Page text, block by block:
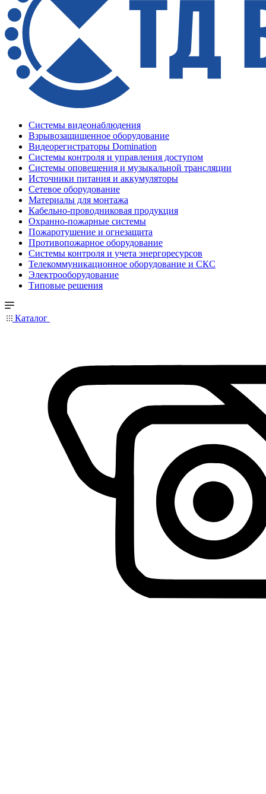
Системы видеонаблюдения
Взрывозащищенное оборудование
Видеорегистраторы Domination
Системы контроля и управления доступом
Системы оповещения и музыкальной трансляции
Источники питания и аккумуляторы
Сетевое оборудование
Материалы для монтажа
Кабельно-проводниковая продукция
Охранно-пожарные системы
Пожаротушение и огнезащита
Противопожарное оборудование
Системы контроля и учета энергоресурсов
Телекоммуникационное оборудование и СКС
Электрооборудование
Типовые решения
Каталог